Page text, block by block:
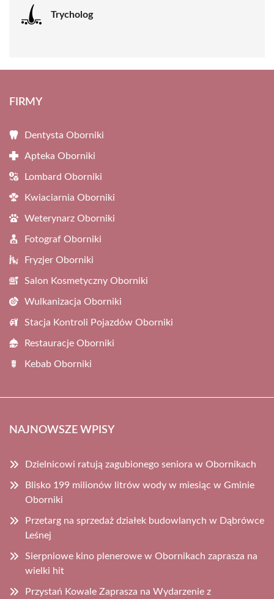
Trycholog
FIRMY
Dentysta Oborniki
Apteka Oborniki
Lombard Oborniki
Kwiaciarnia Oborniki
Weterynarz Oborniki
Fotograf Oborniki
Fryzjer Oborniki
Salon Kosmetyczny Oborniki
Wulkanizacja Oborniki
Stacja Kontroli Pojazdów Oborniki
Restauracje Oborniki
Kebab Oborniki
NAJNOWSZE WPISY
Dzielnicowi ratują zagubionego seniora w Obornikach
Blisko 199 milionów litrów wody w miesiąc w Gminie
Oborniki
Przetarg na sprzedaż działek budowlanych w Dąbrówce
Leśnej
Sierpniowe kino plenerowe w Obornikach zaprasza na
wielki hit
Przystań Kowale Zaprasza na Wydarzenie z